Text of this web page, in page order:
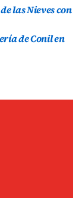
las Nieves con
de Conil en